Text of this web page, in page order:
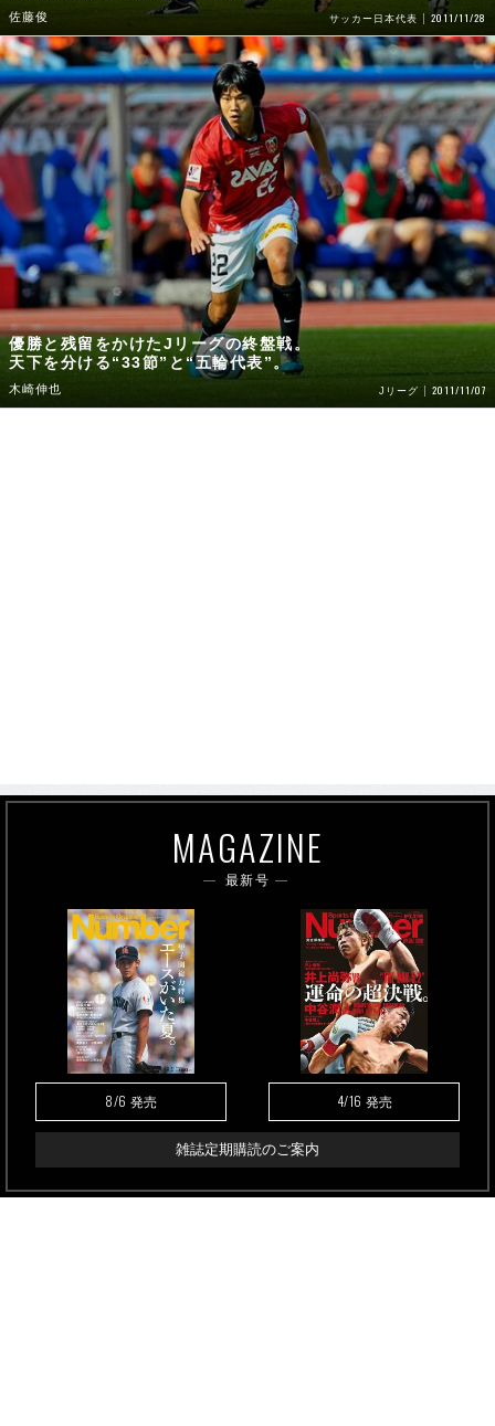
佐藤俊 サッカー日本代表 2011/11/28
優勝と残留をかけたJリーグの終盤戦。
天下を分ける“33節”と“五輪代表”。
木崎伸也 Jリーグ 2011/11/07
MAGAZINE
最新号
8/6 発売 4/16 発売
雑誌定期購読のご案内